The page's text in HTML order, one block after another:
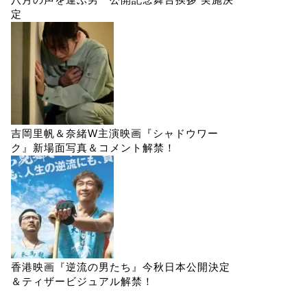
定
吉岡里帆＆奈緒W主演映画『シャドウワー
ク』新場面写真＆コメント解禁！
香港映画『逆流の男たち』今秋日本公開決定
＆ティザービジュアル解禁！